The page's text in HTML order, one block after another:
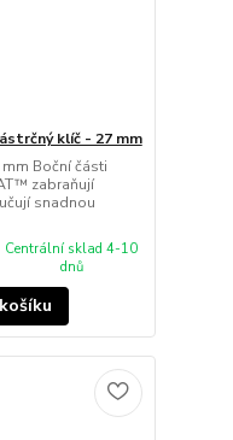
klíč - 27 mm
Boční části
zabraňují
snadnou
Centrální sklad 4-10
dnů